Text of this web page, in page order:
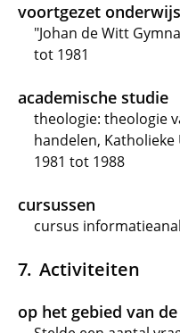
voortgezet onderwijs
"Johan de Witt
tot 1981
academische studie
theologie: theologie
handelen,
1981 tot 1988
cursussen
cursus
Activiteiten
op het gebied van de